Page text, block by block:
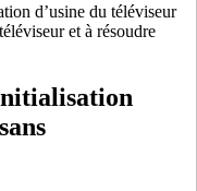
d’usine du téléviseur
et à résoudre